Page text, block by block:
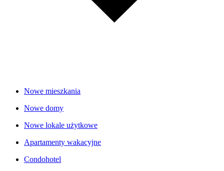
Nowe mieszkania
Nowe domy
Nowe lokale użytkowe
Apartamenty wakacyjne
Condohotel